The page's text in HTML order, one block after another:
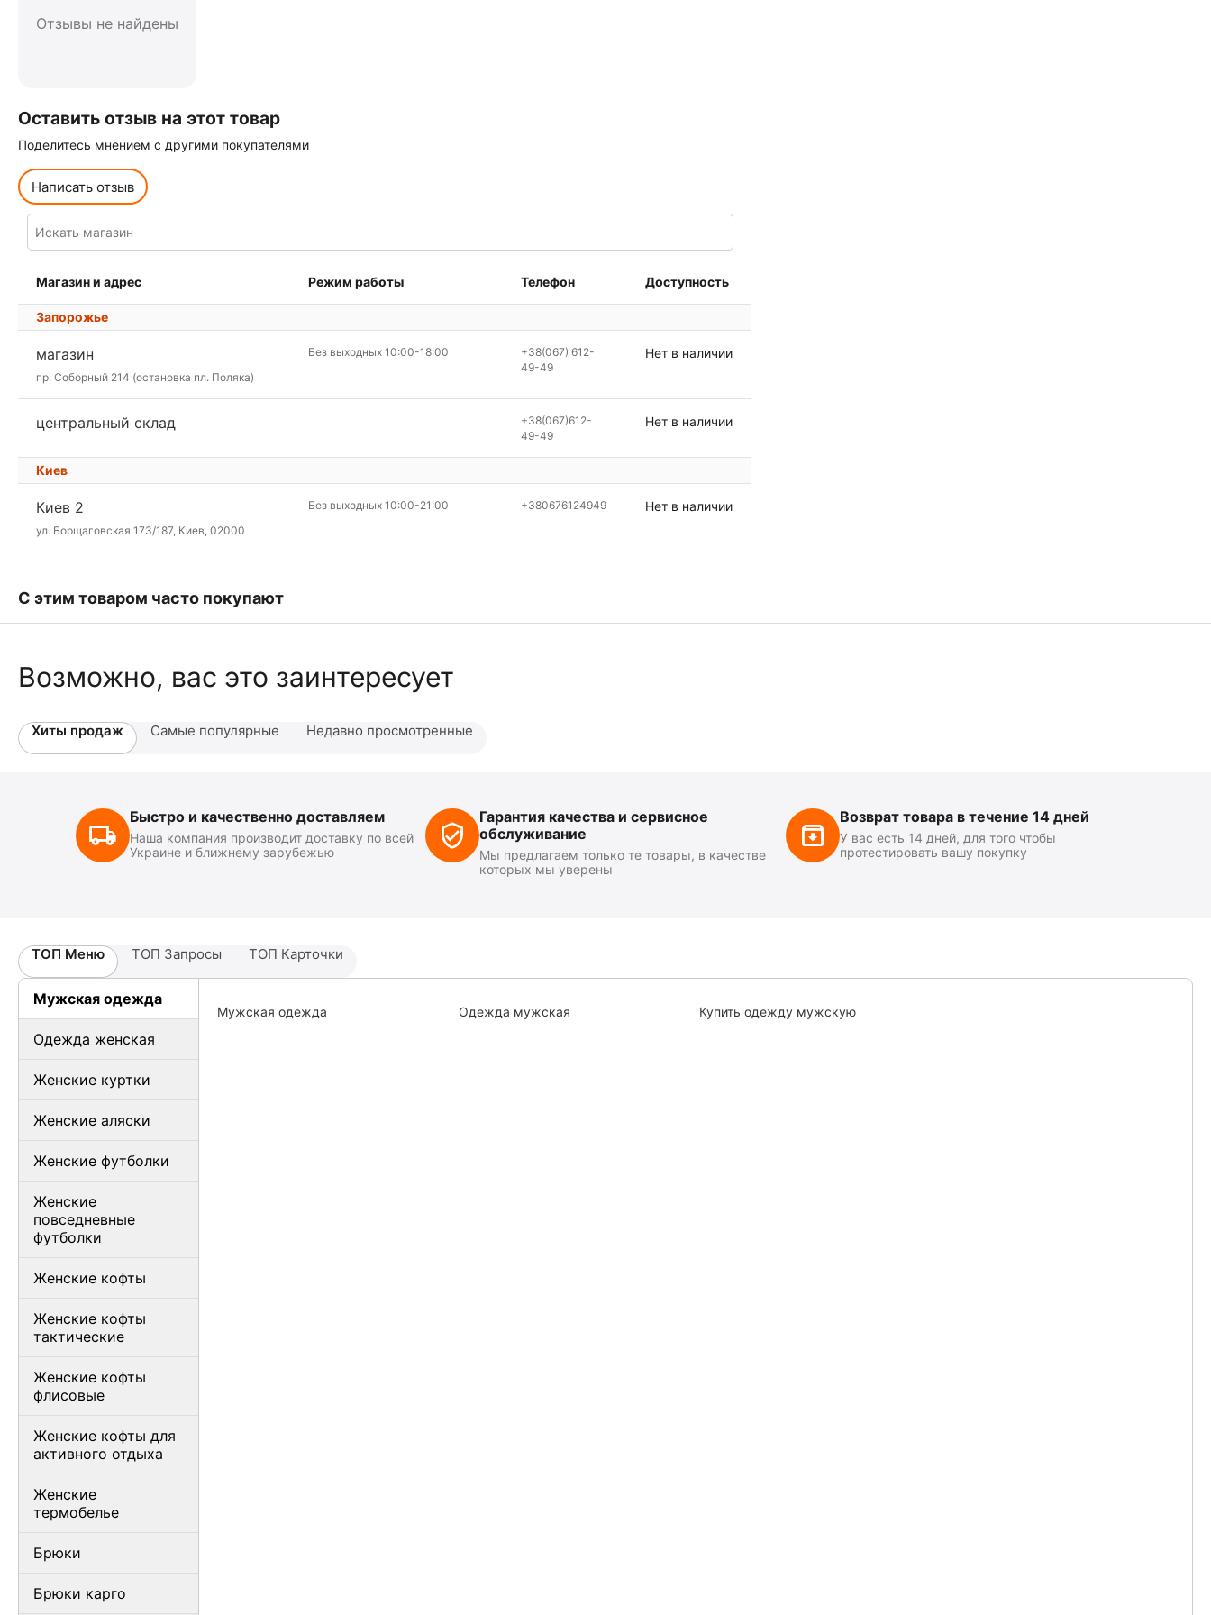
Отзывы не найдены
Оставить отзыв на этот товар
Поделитесь мнением с другими покупателями
Написать отзыв
Магазин и адрес Режим работы Телефон Доступность
Запорожье
магазин
пр. Соборный 214 (остановка пл. Поляка)
Без выходных 10:00-18:00
+38(067) 612-
49-49
Нет в наличии
центральный склад
+38(067)612-
49-49
Нет в наличии
Киев
Киев 2
ул. Борщаговская 173/187, Киев, 02000
Без выходных 10:00-21:00 +380676124949 Нет в наличии
С этим товаром часто покупают
Возможно, вас это заинтересует
Хиты продаж Самые популярные Недавно просмотренные
Быстро и качественно доставляем
Наша компания производит доставку по всей
Украине и ближнему зарубежью
Гарантия качества и сервисное
обслуживание
Мы предлагаем только те товары, в качестве
которых мы уверены
Возврат товара в течение 14 дней
У вас есть 14 дней, для того чтобы
протестировать вашу покупку
ТОП Меню ТОП Запросы ТОП Карточки
Мужская одежда
Одежда женская
Женские куртки
Женские аляски
Женские футболки
Женские
повседневные
футболки
Женские кофты
Женские кофты
тактические
Женские кофты
флисовые
Женские кофты для
активного отдыха
Женские
термобелье
Брюки
Брюки карго
Мужская одежда Одежда мужская Купить одежду мужскую